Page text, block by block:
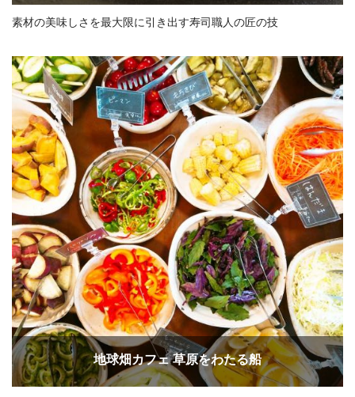
素材の美味しさを最大限に引き出す寿司職人の匠の技
地球畑カフェ 草原をわたる船